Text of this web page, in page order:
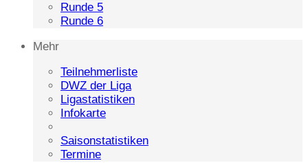
Runde 5
Runde 6
Mehr
Teilnehmerliste
DWZ der Liga
Ligastatistiken
Infokarte
Saisonstatistiken
Termine